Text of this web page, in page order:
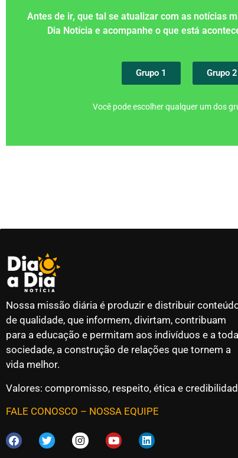
Antes de ir, que tal se atualizar com as notícias
Dia Notícia e acompanhe o que está
Grupo 1 Grupo 2
Você pode escolher qualquer um dos
Nossa missão diária é produzir e distribuir
de qualidade, que informem, divirtam, contribuam
para a educação e permitam aos indivíduos e a toda
sociedade, a construção de relações que tornem a
vida melhor.
Valores: compromisso, respeito, ética e
FALE CONOSCO – NOSSA EQUIPE